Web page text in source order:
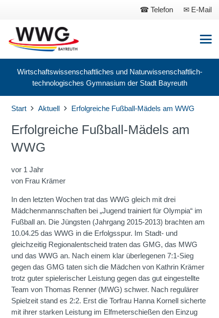
Telefon E-Mail
Wirtschaftswissenschaftliches und Naturwissenschaftlich-
technologisches Gymnasium der Stadt Bayreuth
Start Aktuell Erfolgreiche Fußball-Mädels am WWG
Erfolgreiche Fußball-Mädels am
WWG
vor 1 Jahr
von Frau Krämer
In den letzten Wochen trat das WWG gleich mit drei
Mädchenmannschaften bei „Jugend trainiert für Olympia“ im
Fußball an. Die Jüngsten (Jahrgang 2015-2013) brachten am
10.04.25 das WWG in die Erfolgsspur. Im Stadt- und
gleichzeitig Regionalentscheid traten das GMG, das MWG
und das WWG an. Nach einem klar überlegenen 7:1-Sieg
gegen das GMG taten sich die Mädchen von Kathrin Krämer
trotz guter spielerischer Leistung gegen das gut eingestellte
Team von Thomas Renner (MWG) schwer. Nach regulärer
Spielzeit stand es 2:2. Erst die Torfrau Hanna Kornell sicherte
mit ihrer starken Leistung im Elfmeterschießen den Einzug